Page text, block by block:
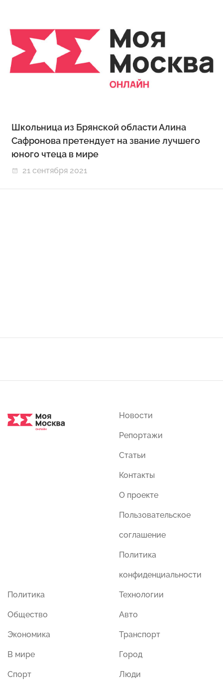
Школьница из Брянской области Алина
Сафронова претендует на звание лучшего
юного чтеца в мире
21 сентября 2021
Новости
Репортажи
Статьи
Контакты
О проекте
Пользовательское
соглашение
Политика
конфиденциальности
Политика
Общество
Экономика
В мире
Спорт
Технологии
Авто
Транспорт
Город
Люди